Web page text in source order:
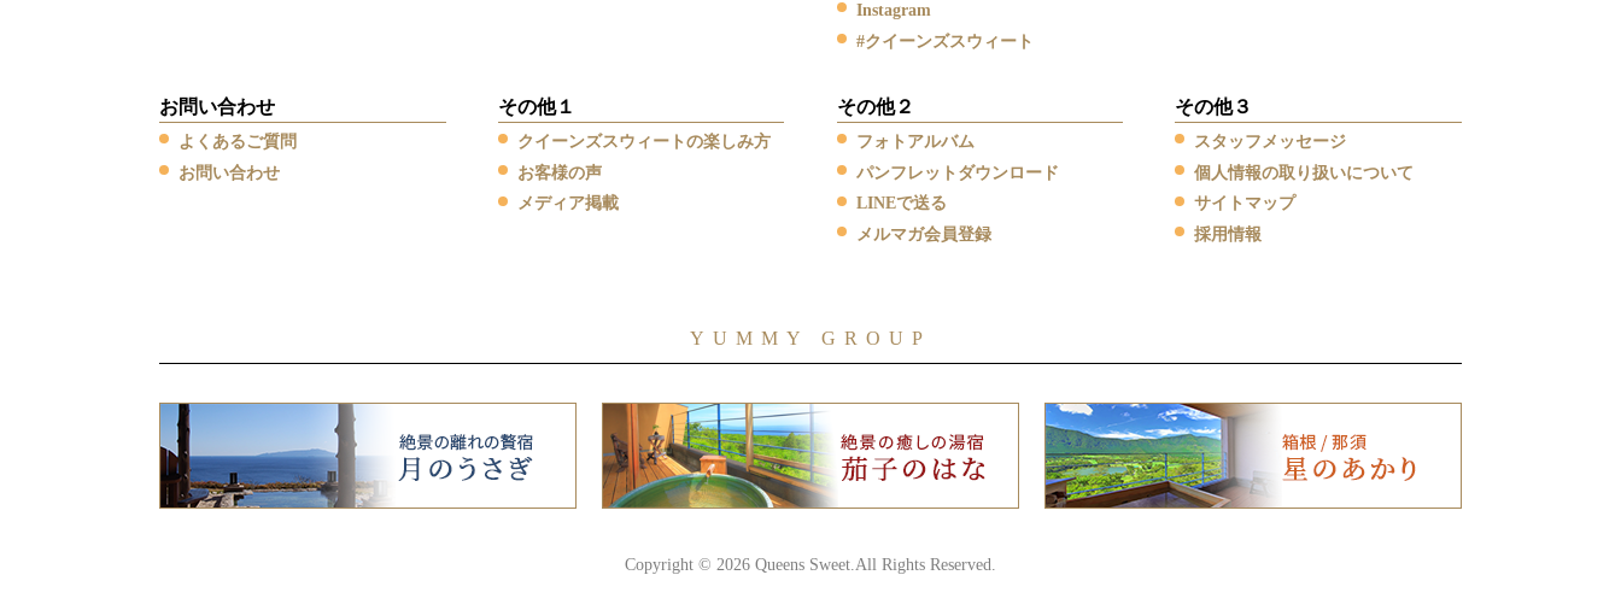
Instagram
#クイーンズスウィート
お問い合わせ
よくあるご質問
お問い合わせ
その他１
クイーンズスウィートの楽しみ方
お客様の声
メディア掲載
その他２
フォトアルバム
パンフレットダウンロード
LINEで送る
メルマガ会員登録
その他３
スタッフメッセージ
個人情報の取り扱いについて
サイトマップ
採用情報
YUMMY GROUP
Copyright © 2026 Queens Sweet.All Rights Reserved.